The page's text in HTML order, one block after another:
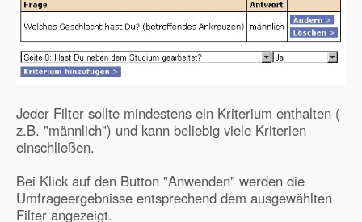
Jeder Filter sollte mindestens ein Kriterium enthalten (
z.B. "männlich") und kann beliebig viele Kriterien
einschließen.
Bei Klick auf den Button "Anwenden" werden die
Umfrageergebnisse entsprechend dem ausgewählten
Filter angezeigt.